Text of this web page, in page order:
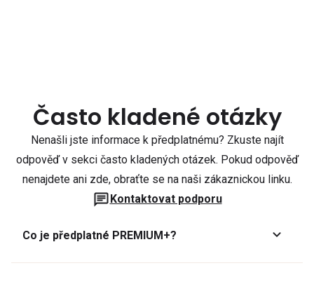
Často kladené otázky
Nenašli jste informace k předplatnému? Zkuste najít
odpověď v sekci často kladených otázek. Pokud odpověď
nenajdete ani zde, obraťte se na naši zákaznickou linku.
Kontaktovat podporu
Co je předplatné PREMIUM+?